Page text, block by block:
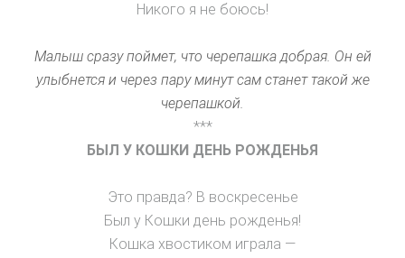
Никого я не боюсь!
Малыш сразу поймет, что черепашка добрая. Он ей
улыбнется и через пару минут сам станет такой же
черепашкой.
***
БЫЛ У КОШКИ ДЕНЬ РОЖДЕНЬЯ
Это правда? В воскресенье
Был у Кошки день рожденья!
Кошка хвостиком играла —